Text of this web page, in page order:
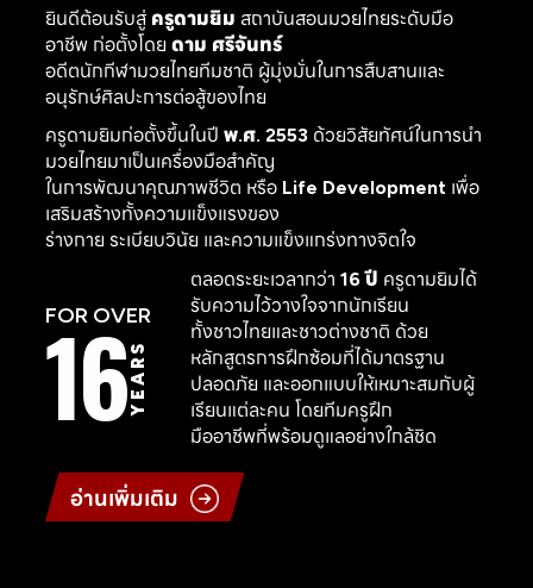
ยินดีต้อนรับสู่ ครูดามยิม สถาบันสอนมวยไทยระดับมือ
อาชีพ ก่อตั้งโดย ดาม ศรีจันทร์
อดีตนักกีฬามวยไทยทีมชาติ ผู้มุ่งมั่นในการสืบสานและ
อนุรักษ์ศิลปะการต่อสู้ของไทย
ครูดามยิมก่อตั้งขึ้นในปี พ.ศ. 2553ด้วยวิสัยทัศน์ในการนำ
มวยไทยมาเป็นเครื่องมือสำคัญ
ในการพัฒนาคุณภาพชีวิต หรือ Life Developmentเพื่อ
เสริมสร้างทั้งความแข็งแรงของ
ร่างกาย ระเบียบวินัย และความแข็งแกร่งทางจิตใจ
FOR OVER
16YEARS
ตลอดระยะเวลากว่า 16 ปี ครูดามยิมได้
รับความไว้วางใจจากนักเรียน
ทั้งชาวไทยและชาวต่างชาติ ด้วย
หลักสูตรการฝึกซ้อมที่ได้มาตรฐาน
ปลอดภัย และออกแบบให้เหมาะสมกับผู้
เรียนแต่ละคน โดยทีมครูฝึก
มืออาชีพที่พร้อมดูแลอย่างใกล้ชิด
อ่านเพิ่มเติม